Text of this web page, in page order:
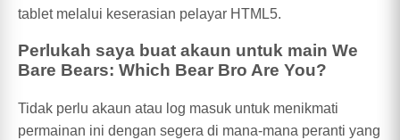
tablet melalui keserasian pelayar HTML5.
Perlukah saya buat akaun untuk main We
Bare Bears: Which Bear Bro Are You?
Tidak perlu akaun atau log masuk untuk menikmati
permainan ini dengan segera di mana-mana peranti yang